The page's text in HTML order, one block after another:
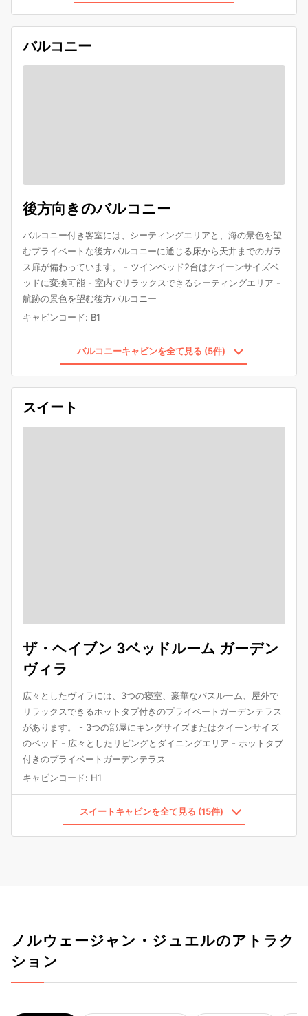
バルコニー
後方向きのバルコニー
バルコニー付き客室には、シーティングエリアと、海の景色を望
むプライベートな後方バルコニーに通じる床から天井までのガラ
ス扉が備わっています。 - ツインベッド2台はクイーンサイズベ
ッドに変換可能 - 室内でリラックスできるシーティングエリア -
航跡の景色を望む後方バルコニー
キャビンコード: B1
バルコニーキャビンを全て見る (5件)
スイート
ザ・ヘイブン 3ベッドルーム ガーデン
ヴィラ
広々としたヴィラには、3つの寝室、豪華なバスルーム、屋外で
リラックスできるホットタブ付きのプライベートガーデンテラス
があります。 - 3つの部屋にキングサイズまたはクイーンサイズ
のベッド - 広々としたリビングとダイニングエリア - ホットタブ
付きのプライベートガーデンテラス
キャビンコード: H1
スイートキャビンを全て見る (15件)
ノルウェージャン・ジュエルのアトラク
ション